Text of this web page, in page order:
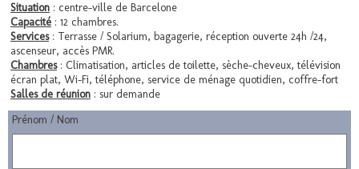
Situation : centre-ville de Barcelone
Capacité : 12 chambres.
Services: Terrasse / Solarium, bagagerie, réception ouverte 24h /24,
ascenseur, accès PMR.
Chambres: Climatisation, articles de toilette, sèche-cheveux, télévision
écran plat, Wi-Fi, téléphone, service de ménage quotidien, coffre-fort
Salles de réunion : sur demande
Prénom / Nom